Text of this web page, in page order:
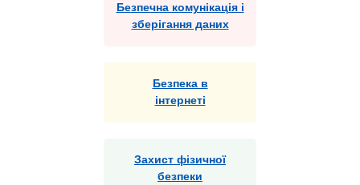
Безпечна комунікація і
зберігання даних
Безпека в
інтернеті
Захист фізичної
безпеки